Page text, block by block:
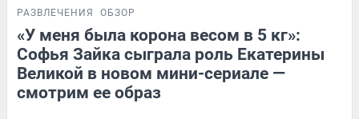
РАЗВЛЕЧЕНИЯ ОБЗОР
«У меня была корона весом в 5 кг»:
Софья Зайка сыграла роль Екатерины
Великой в новом мини-сериале —
смотрим ее образ